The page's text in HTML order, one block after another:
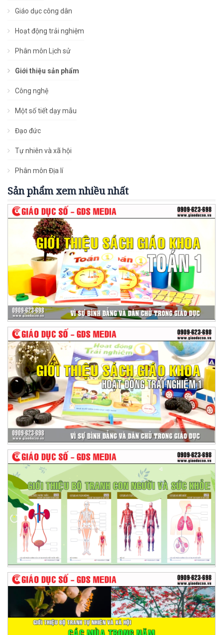
Giáo dục công dân
Hoạt động trải nghiệm
Phân môn Lịch sử
Giới thiệu sản phẩm
Công nghệ
Một số tiết dạy mẫu
Đạo đức
Tự nhiên và xã hội
Phân môn Địa lí
Sản phẩm xem nhiều nhất